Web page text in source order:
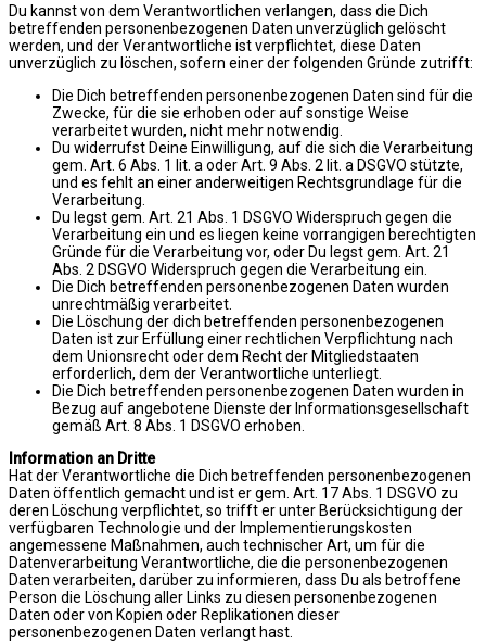
Du kannst von dem Verantwortlichen verlangen, dass die Dich
betreffenden personenbezogenen Daten unverzüglich gelöscht
werden, und der Verantwortliche ist verpflichtet, diese Daten
unverzüglich zu löschen, sofern einer der folgenden Gründe zutrifft:
Die Dich betreffenden personenbezogenen Daten sind für die
Zwecke, für die sie erhoben oder auf sonstige Weise
verarbeitet wurden, nicht mehr notwendig.
Du widerrufst Deine Einwilligung, auf die sich die Verarbeitung
gem. Art. 6 Abs. 1 lit. a oder Art. 9 Abs. 2 lit. a DSGVO stützte,
und es fehlt an einer anderweitigen Rechtsgrundlage für die
Verarbeitung.
Du legst gem. Art. 21 Abs. 1 DSGVO Widerspruch gegen die
Verarbeitung ein und es liegen keine vorrangigen berechtigten
Gründe für die Verarbeitung vor, oder Du legst gem. Art. 21
Abs. 2 DSGVO Widerspruch gegen die Verarbeitung ein.
Die Dich betreffenden personenbezogenen Daten wurden
unrechtmäßig verarbeitet.
Die Löschung der dich betreffenden personenbezogenen
Daten ist zur Erfüllung einer rechtlichen Verpflichtung nach
dem Unionsrecht oder dem Recht der Mitgliedstaaten
erforderlich, dem der Verantwortliche unterliegt.
Die Dich betreffenden personenbezogenen Daten wurden in
Bezug auf angebotene Dienste der Informationsgesellschaft
gemäß Art. 8 Abs. 1 DSGVO erhoben.
Information an Dritte
Hat der Verantwortliche die Dich betreffenden personenbezogenen
Daten öffentlich gemacht und ist er gem. Art. 17 Abs. 1 DSGVO zu
deren Löschung verpflichtet, so trifft er unter Berücksichtigung der
verfügbaren Technologie und der Implementierungskosten
angemessene Maßnahmen, auch technischer Art, um für die
Datenverarbeitung Verantwortliche, die die personenbezogenen
Daten verarbeiten, darüber zu informieren, dass Du als betroffene
Person die Löschung aller Links zu diesen personenbezogenen
Daten oder von Kopien oder Replikationen dieser
personenbezogenen Daten verlangt hast.